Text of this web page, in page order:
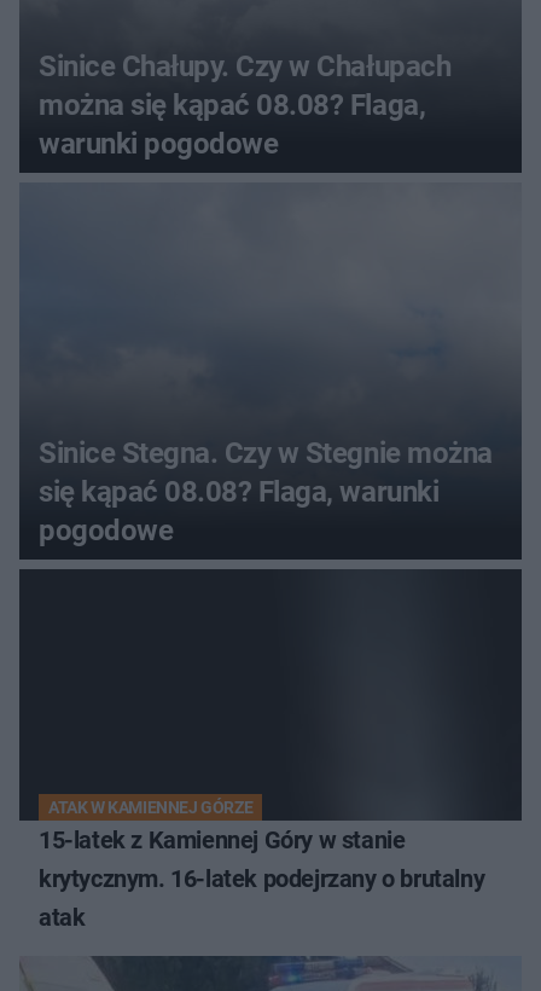
Sinice Chałupy. Czy w Chałupach
można się kąpać 08.08? Flaga,
warunki pogodowe
Sinice Stegna. Czy w Stegnie można
się kąpać 08.08? Flaga, warunki
pogodowe
ATAK W KAMIENNEJ GÓRZE
15-latek z Kamiennej Góry w stanie
krytycznym. 16-latek podejrzany o brutalny
atak